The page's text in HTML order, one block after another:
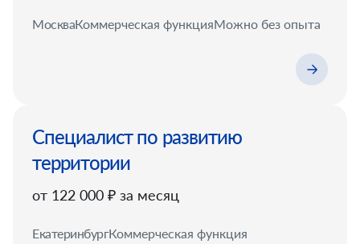
МоскваКоммерческая функцияМожно без опыта
Специалист по развитию
территории
от 122 000 ₽ за месяц
ЕкатеринбургКоммерческая функция